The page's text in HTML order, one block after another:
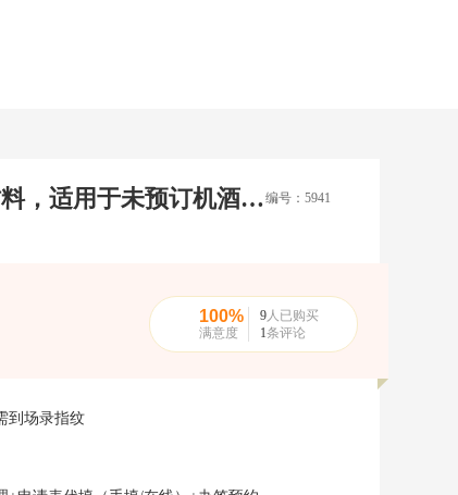
德国探亲访友签证常规签证全国送签<全国受理，含签证中心服务费，代做机酒行程材料，适用于未预订机酒的申请人>编号：5941
100%
满意度
9人已购买
1条评论
到场录指纹